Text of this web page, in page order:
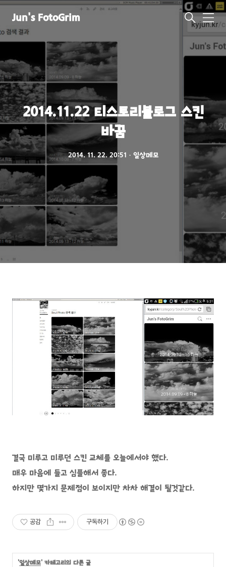
Jun's FotoGrim
메
2014.11.22 티스토리블로그 스킨
바꿈
2014. 11. 22. 20:51 ㆍ 일상메모
결국 미루고 미루던 스킨 교체를 오늘에서야 했다.
매우 마음에 들고 심플해서 좋다.
하지만 몇가지 문제점이 보이지만 차차 해결이 될것같다.
공감 구독하기
'일상메모' 카테고리의 다른 글